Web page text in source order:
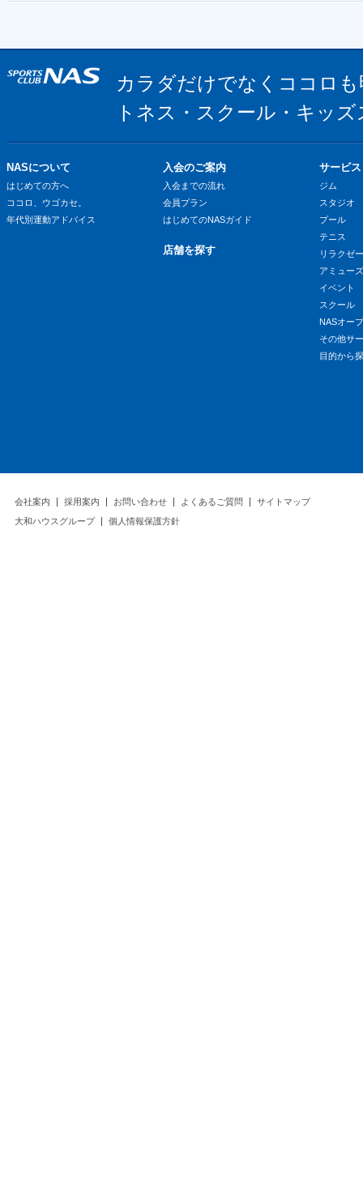
カラダだけでなくココロ
トネス・スクール・キッ
NASについて
はじめての方へ
ココロ、ウゴカセ。
年代別運動アドバイス
入会のご案内
入会までの流れ
会員プラン
はじめてのNASガイド
店舗を探す
サービ
ジム
スタジオ
プール
テニス
リラクゼ
アミュー
イベント
スクール
NASオー
その他サ
目的から
会社案内 採用案内 お問い合わせ よくあるご質問
サイトマップ
大和ハウスグループ
個人情報保護方針